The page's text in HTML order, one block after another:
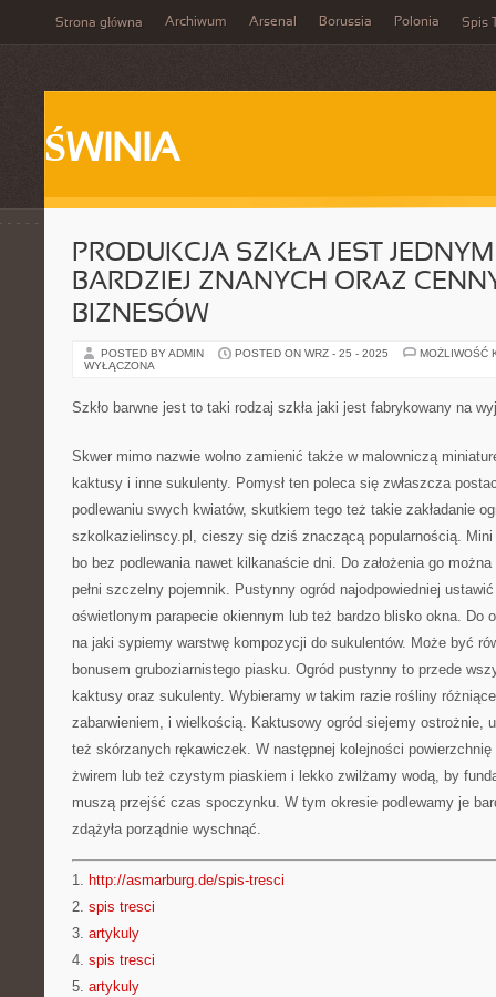
Strona główna Archiwum Arsenal Borussia Polonia Spis
ŚWINIA
PRODUKCJA SZKŁA JEST
BARDZIEJ ZNANYCH ORAZ
BIZNESÓW
POSTED BY ADMIN POSTED ON WRZ - 25 - 2025
MOŻLIWOŚĆ
WYŁĄCZONA
Szkło barwne jest to taki rodzaj szkła jaki jest fabrykowany na
Skwer mimo nazwie wolno zamienić także w malowniczą
kaktusy i inne sukulenty. Pomysł ten poleca się zwłaszcza
podlewaniu swych kwiatów, skutkiem tego też takie zakładanie
szkolkazielinscy.pl, cieszy się dziś znaczącą popularnością.
bo bez podlewania nawet kilkanaście dni. Do założenia go
pełni szczelny pojemnik. Pustynny ogród najodpowiedniej
oświetlonym parapecie okiennym lub też bardzo blisko okna. Do
na jaki sypiemy warstwę kompozycji do sukulentów. Może być
bonusem gruboziarnistego piasku. Ogród pustynny to przede
kaktusy oraz sukulenty. Wybieramy w takim razie rośliny
zabarwieniem, i wielkością. Kaktusowy ogród siejemy ostrożnie,
też skórzanych rękawiczek. W następnej kolejności
żwirem lub też czystym piaskiem i lekko zwilżamy wodą, by
muszą przejść czas spoczynku. W tym okresie podlewamy je
zdążyła porządnie wyschnąć.
1. http://asmarburg.de/spis-tresci
2. spis tresci
3. artykuly
4. spis tresci
5. artykuly